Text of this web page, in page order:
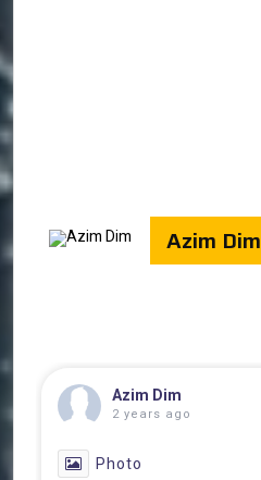
Azim Dim
Azim Dim
2 years ago
Photo